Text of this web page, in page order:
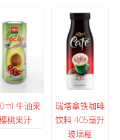
牛油果
桃果汁
瑞塔拿铁咖啡
饮料 405毫升
玻璃瓶